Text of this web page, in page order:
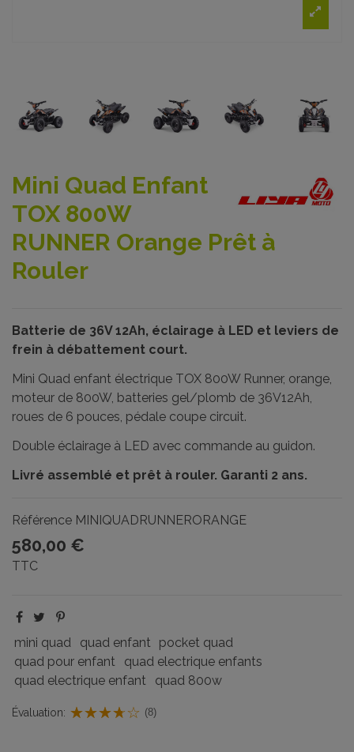
Mini Quad Enfant
TOX 800W
RUNNER Orange Prêt à
Rouler
Batterie de 36V 12Ah, éclairage à LED et leviers de
frein à débattement court.
Mini Quad enfant électrique TOX 800W Runner, orange,
moteur de 800W, batteries gel/plomb de 36V12Ah,
roues de 6 pouces, pédale coupe circuit.
Double éclairage à LED avec commande au guidon.
Livré assemblé et prêt à rouler. Garanti 2 ans.
Référence MINIQUADRUNNERORANGE
580,00 €
TTC
mini quad quad enfant
pocket quad
quad pour enfant
quad electrique enfants
quad electrique enfant
quad 800w
Évaluation: (8)